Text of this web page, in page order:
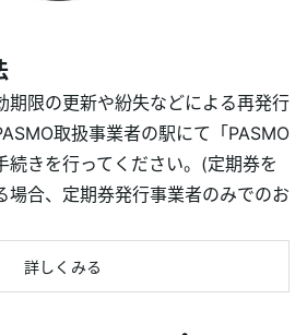
期限の更新や紛失などによる再発行
取扱事業者の駅にて「PASMO
続きを行ってください。(定期券を
場合、定期券発行事業者のみでのお
詳しくみる